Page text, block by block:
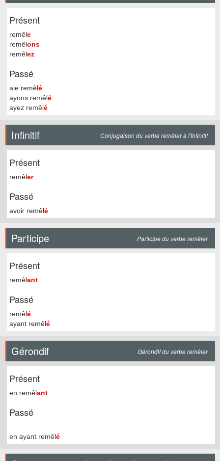
Présent
remêle
remêlons
remêlez
Passé
aie remêlé
ayons remêlé
ayez remêlé
Infinitif Conjugaison du verbe remêler à l'Infinitif
Présent
remêler
Passé
avoir remêlé
Participe Participe du verbe remêler
Présent
remêlant
Passé
remêlé
ayant remêlé
Gérondif Gérondif du verbe remêler
Présent
en remêlant
Passé
en ayant remêlé